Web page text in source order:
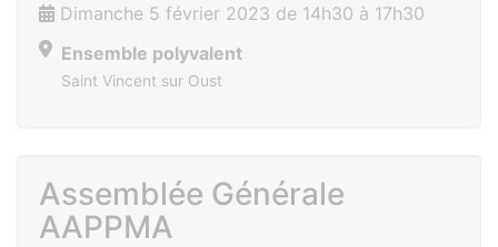
Dimanche 5 février 2023 de 14h30 à 17h30
Ensemble polyvalent
Saint Vincent sur Oust
Assemblée Générale
AAPPMA